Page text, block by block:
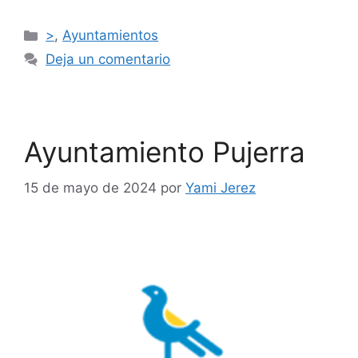
>,Ayuntamientos
Deja un comentario
Ayuntamiento Pujerra
15 de mayo de 2024 por Yami Jerez